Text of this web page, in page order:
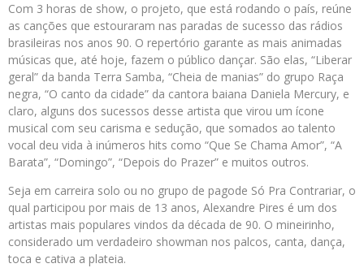
Com 3 horas de show, o projeto, que está rodando o país, reúne
as canções que estouraram nas paradas de sucesso das rádios
brasileiras nos anos 90. O repertório garante as mais animadas
músicas que, até hoje, fazem o público dançar. São elas, “Liberar
geral” da banda Terra Samba, “Cheia de manias” do grupo Raça
negra, “O canto da cidade” da cantora baiana Daniela Mercury, e
claro, alguns dos sucessos desse artista que virou um ícone
musical com seu carisma e sedução, que somados ao talento
vocal deu vida à inúmeros hits como “Que Se Chama Amor”, “A
Barata”, “Domingo”, “Depois do Prazer” e muitos outros.
Seja em carreira solo ou no grupo de pagode Só Pra Contrariar, o
qual participou por mais de 13 anos, Alexandre Pires é um dos
artistas mais populares vindos da década de 90. O mineirinho,
considerado um verdadeiro showman nos palcos, canta, dança,
toca e cativa a plateia.